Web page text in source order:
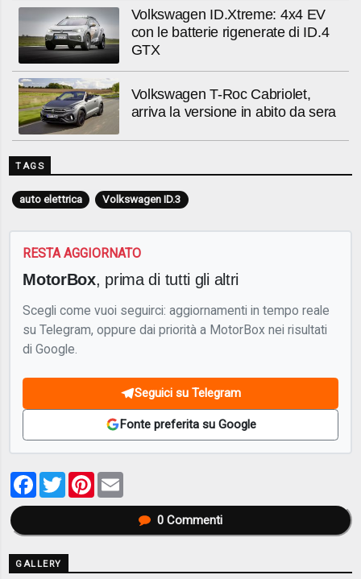
Volkswagen ID.Xtreme: 4x4 EV
con le batterie rigenerate di ID.4
GTX
Volkswagen T-Roc Cabriolet,
arriva la versione in abito da sera
TAGS
auto elettrica Volkswagen ID.3
RESTA AGGIORNATO
MotorBox, prima di tutti gli altri
Scegli come vuoi seguirci: aggiornamenti in tempo reale
su Telegram, oppure dai priorità a MotorBox nei risultati
di Google.
Seguici su Telegram
Fonte preferita su Google
Facebook
TwitterPinterest
0Commenti
GALLERY